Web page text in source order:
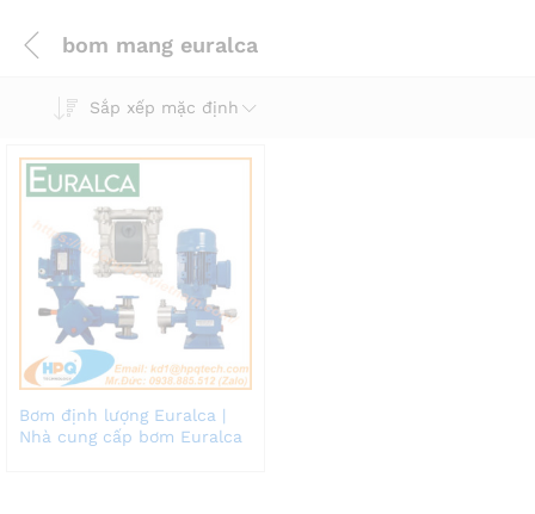
bom mang euralca
Sắp xếp mặc định
Bơm định lượng Euralca |
Nhà cung cấp bơm Euralca